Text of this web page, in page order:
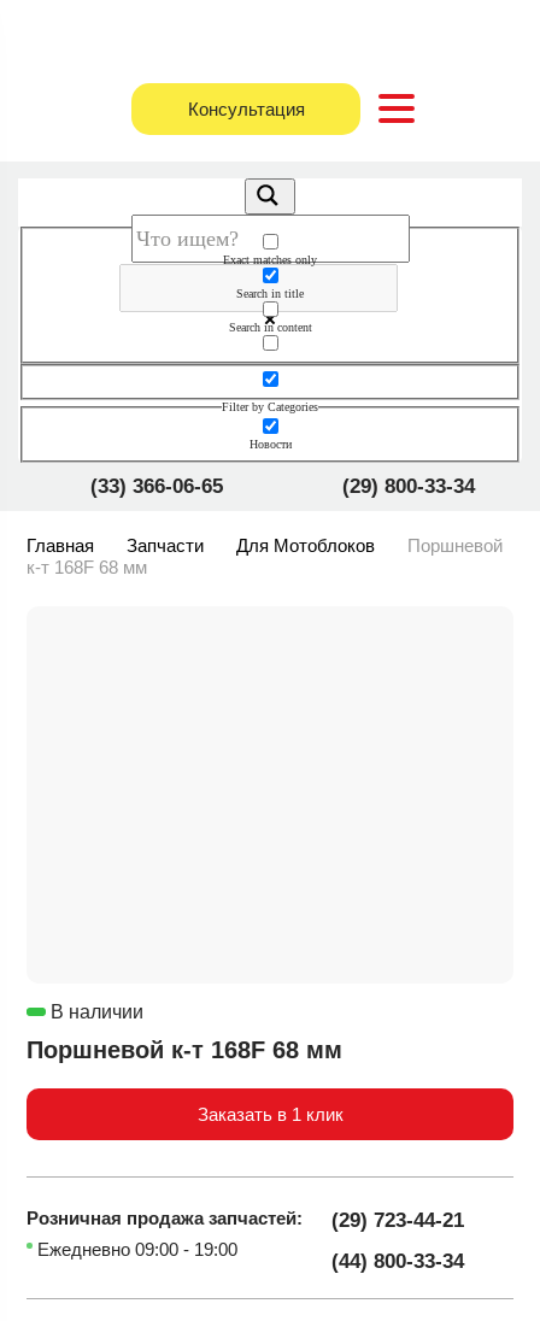
Консультация
Exact matches only
Search in title
Search in content
Filter by Categories
Новости
(33) 366-06-65 (29) 800-33-34
Главная Запчасти Для Мотоблоков
Поршневой
к-т 168F 68 мм
В наличии
Поршневой к-т 168F 68 мм
Заказать в 1 клик
Розничная продажазапчастей:
Ежедневно 09:00 - 19:00
(29) 723-44-21
(44) 800-33-34